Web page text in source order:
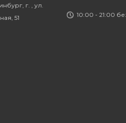
г. , ул.
51
10:00 - 21:00